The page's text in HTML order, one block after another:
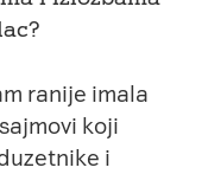
ranije imala
koji
i